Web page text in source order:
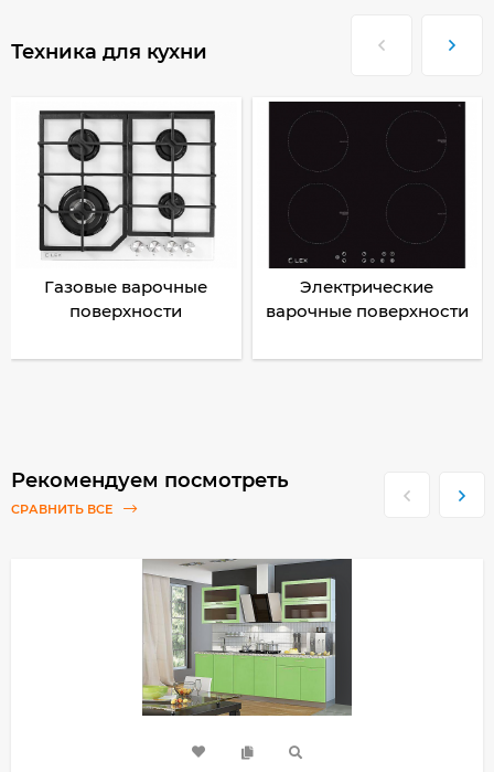
Техника для кухни
Газовые варочные
поверхности
Электрические
варочные поверхности
Рекомендуем посмотреть
СРАВНИТЬ ВСЕ